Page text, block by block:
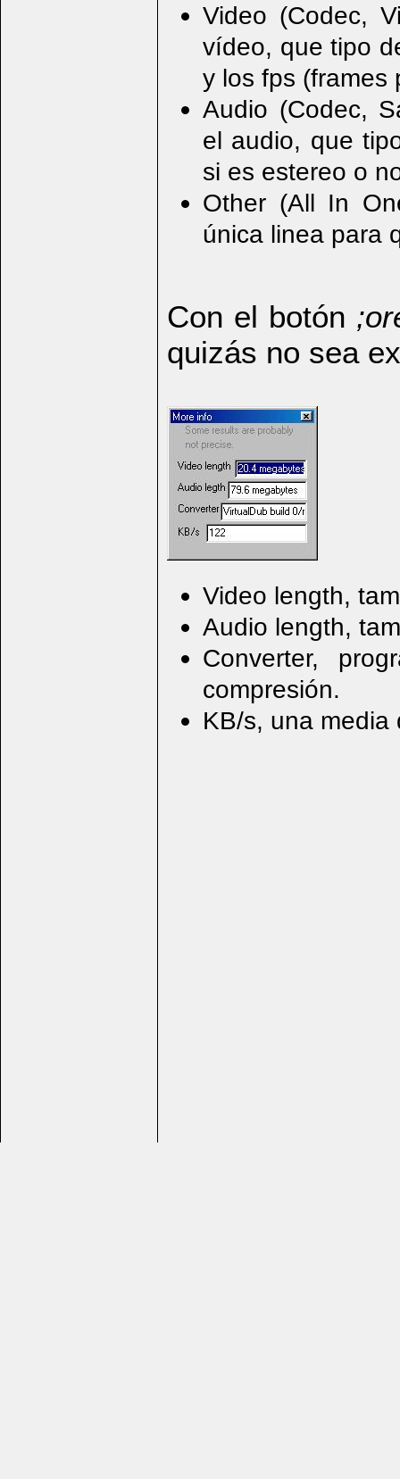
Video (Codec,
vídeo, que tipo
y los fps (frames
Audio (Codec,
el audio, que
si es estereo o
Other (All In
única linea para
Con el botón
quizás no sea
Video length,
Audio length,
Converter,
compresión.
KB/s, una media